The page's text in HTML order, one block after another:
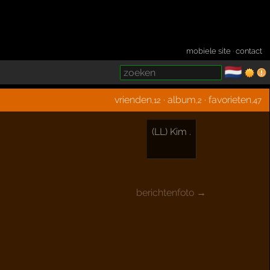
mobiele site ·contact
🇳🇱
vrienden ,12 ·album ,2 ·favorieten ,47
(LL) Kim .
berichtenfoto →